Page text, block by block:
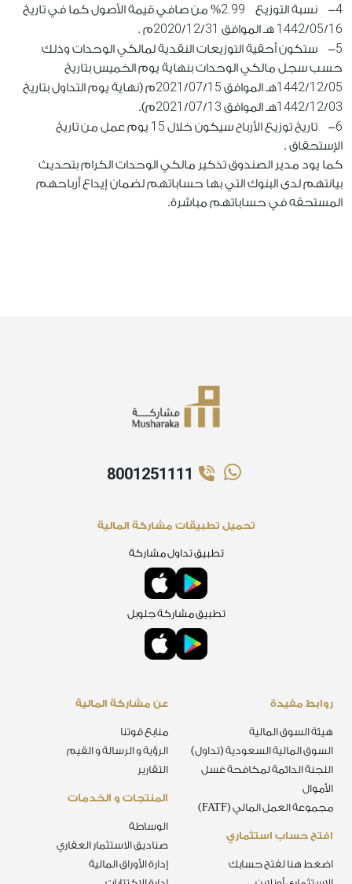
4- نسبة التوزيع 2.99% من صافي قيمة الأصول كما في تاريخ
1442/05/16 هـ الموافق 2020/12/31 م .
5- ستكون أحقية التوزيعات النقدية لمالكي الوحدات وذلك
حسب سجل مالكي الوحدات بنهاية يوم الخميس بتاريخ
1442/12/05 هـ الموافق 2021 /07/15 م (نهاية يوم التداول بتاريخ
1442/12/03 هـ الموافق 2021 /07/13 م).
6- تاريخ توزيع الأرباح سيكون خلال 15 يوم عمل من تاريخ
الإستحقاق .
كما يود مدير الصندوق تذكير مالكي الوحدات الكرام بتحديث
بيانتهم لدى البنوك التي بها حساباتهم لضمان إيداع أرباحهم
المستحقه في حساباتهم مباشرة.
8001251111
المنتجات و الخدمات
الوساطة
صناديق الاستثمار العقاري
إدارة الأوراق المالية
عن مشاركة المالية
منابع قوتنا
الرؤية و الرسالة و القيم
التقارير
افتح حساب استثماري
اضغط هنا لفتح حسابك
روابط مفيدة
هيئة السوق المالية
السوق المالية السعودية (تداول)
اللجنة الدائمة لمكافحة غسل
الأموال
مجموعة العمل المالي (FATF)
تحميل تطبيقات مشاركة المالية
تطبيق تداول مشاركة
تطبيق مشاركة جلوبل